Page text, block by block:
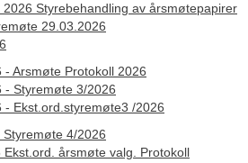
2026 Styrebehandling av årsmøtepapirer
29.03.2026
- Arsmøte Protokoll 2026
- Styremøte 3/2026
- Ekst.ord.styremøte3 /2026
4/2026
Ekst.ord. årsmøte valg. Protokoll